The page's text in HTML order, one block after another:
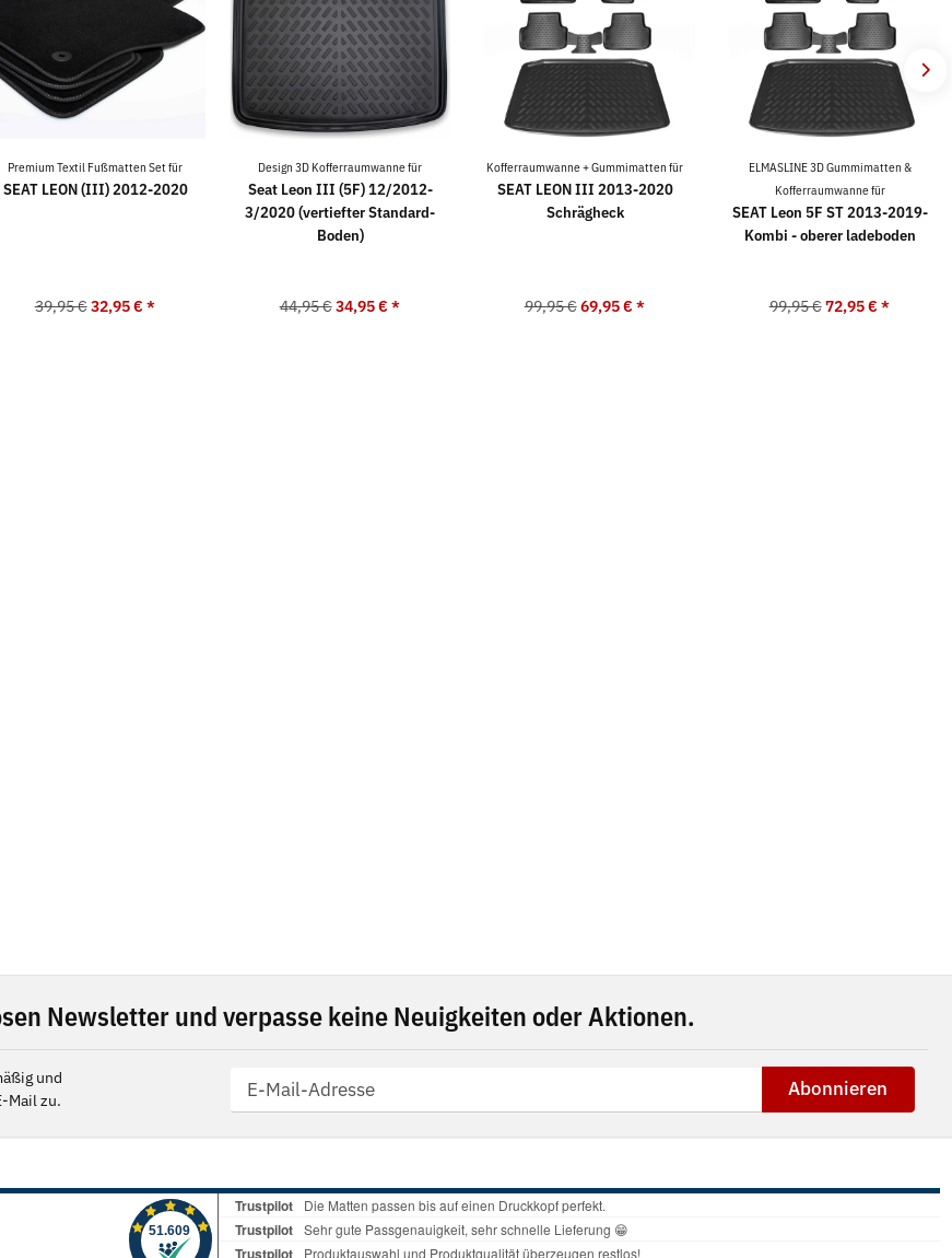
Premium Textil Fußmatten Set für
SEAT LEON (III) 2012-2020
39,95 € 32,95 €*
Design 3D Kofferraumwanne für
Seat Leon III (5F) 12/2012-
3/2020 (vertiefter Standard-
Boden)
44,95 € 34,95 €*
Kofferraumwanne + Gummimatten für
SEAT LEON III 2013-2020
Schrägheck
99,95 € 69,95 €*
ELMASLINE 3D Gummimatten &
Kofferraumwanne für
SEAT Leon 5F ST 2013-2019-
Kombi - oberer ladeboden
99,95 € 72,95 €*
Newsletter und verpasse keine Neuigkeiten oder Aktionen.
und
Mail zu.
Abonnieren